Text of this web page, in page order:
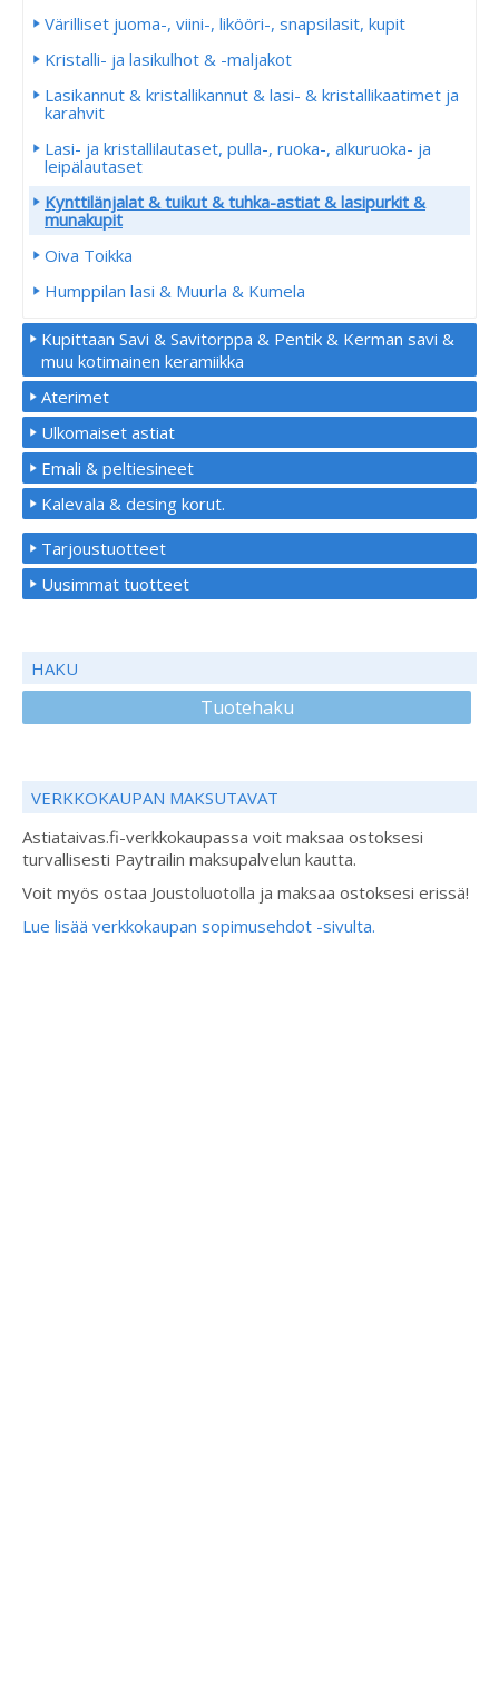
Värilliset juoma-, viini-, likööri-, snapsilasit, kupit
Kristalli- ja lasikulhot & -maljakot
Lasikannut & kristallikannut & lasi- & kristallikaatimet ja
karahvit
Lasi- ja kristallilautaset, pulla-, ruoka-, alkuruoka- ja
leipälautaset
Kynttilänjalat & tuikut & tuhka-astiat & lasipurkit &
munakupit
Oiva Toikka
Humppilan lasi & Muurla & Kumela
Kupittaan Savi & Savitorppa & Pentik & Kerman savi &
muu kotimainen keramiikka
Aterimet
Ulkomaiset astiat
Emali & peltiesineet
Kalevala & desing korut.
Tarjoustuotteet
Uusimmat tuotteet
HAKU
Tuotehaku
VERKKOKAUPAN MAKSUTAVAT
Astiataivas.fi-verkkokaupassa voit maksaa ostoksesi
turvallisesti Paytrailin maksupalvelun kautta.
Voit myös ostaa Joustoluotolla ja maksaa ostoksesi erissä!
Lue lisää verkkokaupan sopimusehdot -sivulta.